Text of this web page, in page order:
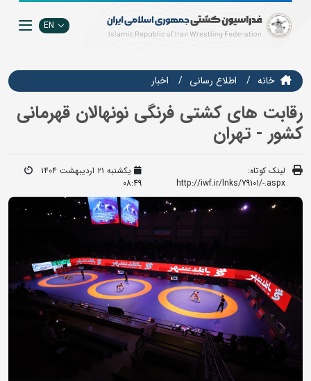
EN
خانه اطلاع رسانی اخبار
رقابت های کشتی فرنگی نونهالان قهرمانی
کشور - تهران
لینک کوتاه:
http://iwf.ir/lnks/79101/-.aspx
یکشنبه ۲۱ اردیبهشت ۱۴۰۴
08:49